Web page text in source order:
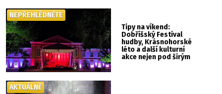
Tipy na víkend:
Dobříšský Festival
hudby, Krásnohorské
léto a další kulturní
akce nejen pod širým
NEPŘEHLÉDNĚTE
AKTUÁLNĚ